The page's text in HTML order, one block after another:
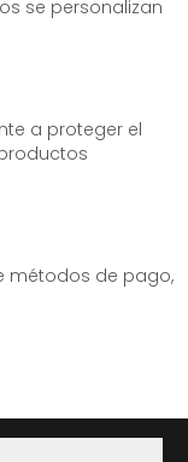
se personalizan
a proteger el
métodos de pago,